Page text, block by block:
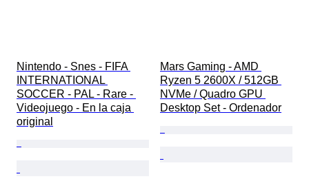
Nintendo - Snes - FIFA
INTERNATIONAL
SOCCER - PAL - Rare -
Videojuego - En la caja
original
Mars Gaming - AMD
Ryzen 5 2600X / 512GB
NVMe / Quadro GPU
Desktop Set - Ordenador